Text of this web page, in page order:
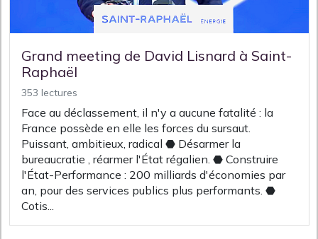
Grand meeting de David Lisnard à Saint-
Raphaël
353 lectures
Face au déclassement, il n'y a aucune fatalité : la
France possède en elle les forces du sursaut.
Puissant, ambitieux, radical ⬣ Désarmer la
bureaucratie , réarmer l'État régalien. ⬣ Construire
l'État-Performance : 200 milliards d'économies par
an, pour des services publics plus performants. ⬣
Cotis...